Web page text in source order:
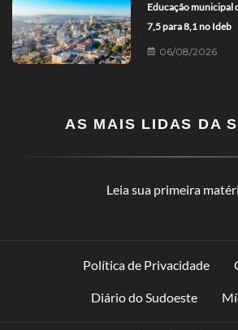
Educação municipal
7,5 para 8,1 no Ideb
06/08/2026
AS MAIS LIDAS DA
Leia sua primeira
Política de Privacidade
Diário do Sudoeste